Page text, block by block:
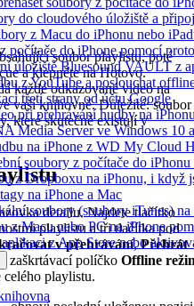
do cloudového úložiště a
z Macu do iPhonu nebo
počítače do iPhone pomocí
úložiště Bluesound VAULT z
z YouTube a poslouchat
třetí strany od účtu Google
při přehrávání hudby na
Media Server ve Windows 10
na iPhone z WD My Cloud
soubory z počítače do
z Dropboxu na iPhonu, i když
na iPhone a Mac
soubory (soubory iTunes)
z Macu nebo PC na iPhone
aplikaci z App Store nebo
soubor playlistu, poté
a klepněte na Hotovo.
každé odkazované video na
vaší knihovně. Důležité: soubor
které skutečně existují v
detailu. Najdete tlačítko
playlistu a tři tlačítka pod
v přehrávání,Přehrát
zaškrtávací políčko Offline
playlistu.